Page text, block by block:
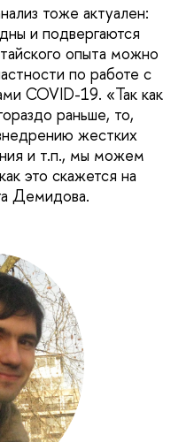
тоже актуален:
и подвергаются
опыта можно
по работе с
COVID-19. «Так как
раньше, то,
жестких
и т.п., мы можем
это скажется на
Демидова.